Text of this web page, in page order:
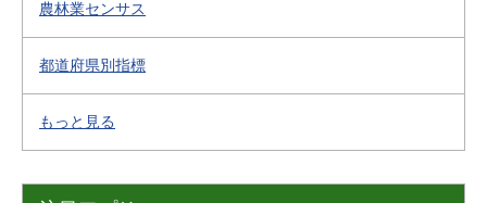
農林業センサス
都道府県別指標
もっと見る